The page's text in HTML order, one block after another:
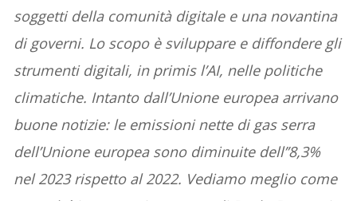
soggetti della comunità digitale e una novantina
di governi. Lo scopo è sviluppare e diffondere gli
strumenti digitali, in primis l’AI, nelle politiche
climatiche. Intanto dall’Unione europea arrivano
buone notizie: le emissioni nette di gas serra
dell’Unione europea sono diminuite dell’’8,3%
nel 2023 rispetto al 2022. Vediamo meglio come